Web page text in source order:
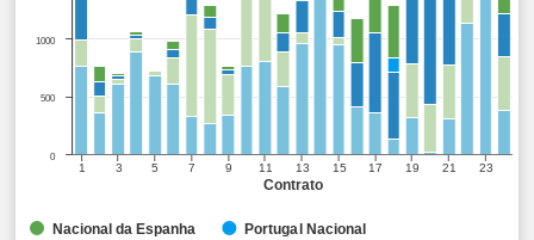
Contrato
1 3 5 7 9 11 13 15 17 19 21 23
0
500
1000
Nacional da Espanha Portugal Nacional